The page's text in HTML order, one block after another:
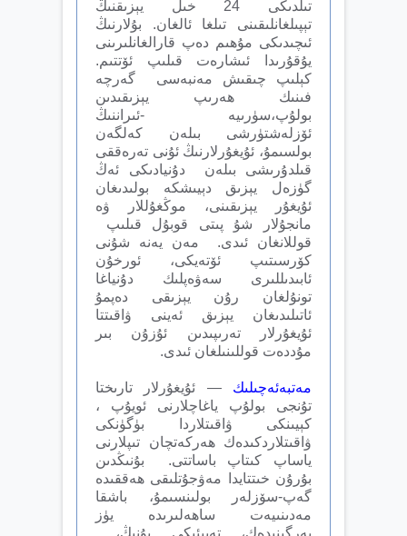
تىلدىكى 24 خىل يېزىقنىڭ
تېپىلغانلىقىنى تىلغا ئالغان. بۇلارنىڭ
ئىچىدىكى مۇھىم دەپ قارالغانلىرىنى
يۇقۇرىدا ئىشارەت قىلىپ ئۆتتىم.
كېلىپ چىقىش مەنبەسى گەرچە
فىنىك ھەرىپ يېزىقىدىن
بولۇپ،سۈرىيە -ئىراننىڭ
ئۆزلەشتۈرشى بىلەن كەلگەن
بولسىمۇ، ئۇيغۇرلارنىڭ ئۇنى تەرەققى
قىلدۇرىشى بىلەن دۇنيادىكى ئەڭ
گۈزەل يېزىق دېيىشكە بولىدىغان
ئۇيغۇر يېزىقىنى، موڭغۇللار ۋە
مانجۇلار شۇ پىتى قوبۇل قىلىپ
قوللانغان ئىدى. مەن يەنە شۇنى
كۆرسىتىپ ئۆتەيكى، ئورخۇن
ئابىدىللىرى سەۋەپلىك دۇنياغا
تونۇلغان رۇن يېزىقى دەپمۇ
ئاتىلىدىغان يېزىق ئەينى ۋاقىتتا
ئۇيغۇرلار تەرىپىدىن ئۇزۇن بىر
مۇددەت قوللىنىلغان ئىدى.
مەتبەئەچىلىك — ئۇيغۇرلار تارىختا
تۇنجى بولۇپ ياغاچلارنى ئويۇپ ،
كېيىنكى ۋاقىتلاردا بۈگۈنكى
ۋاقىتلاردكىدەك ھەركەتچان تىپلارنى
ياساپ كىتاپ باساتتى. بۇنىڭدىن
بۇرۇن خىتتايدا مەۋجۇتلىقى ھەققىدە
گەپ-سۆزلەر بولىنسىمۇ، باشقا
مەدىنىيەت ساھەلىرىدە يۈز